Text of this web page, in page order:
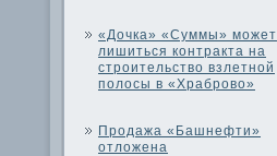
«Дочка» «Суммы» может
лишиться контракта на
строительство взлетной
полосы в «Храброво»
Продажа «Башнефти»
отложена